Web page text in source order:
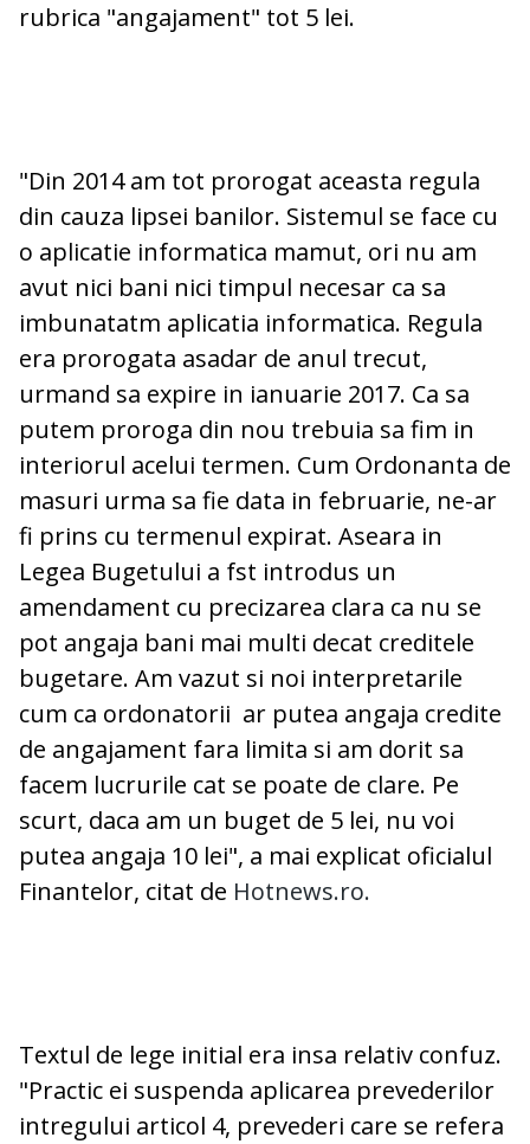
rubrica "angajament" tot 5 lei.
"Din 2014 am tot prorogat aceasta regula
din cauza lipsei banilor. Sistemul se face cu
o aplicatie informatica mamut, ori nu am
avut nici bani nici timpul necesar ca sa
imbunatatm aplicatia informatica. Regula
era prorogata asadar de anul trecut,
urmand sa expire in ianuarie 2017. Ca sa
putem proroga din nou trebuia sa fim in
interiorul acelui termen. Cum Ordonanta de
masuri urma sa fie data in februarie, ne-ar
fi prins cu termenul expirat. Aseara in
Legea Bugetului a fst introdus un
amendament cu precizarea clara ca nu se
pot angaja bani mai multi decat creditele
bugetare. Am vazut si noi interpretarile
cum ca ordonatorii ar putea angaja credite
de angajament fara limita si am dorit sa
facem lucrurile cat se poate de clare. Pe
scurt, daca am un buget de 5 lei, nu voi
putea angaja 10 lei", a mai explicat oficialul
Finantelor, citat de Hotnews.ro.
Textul de lege initial era insa relativ confuz.
"Practic ei suspenda aplicarea prevederilor
intregului articol 4, prevederi care se refera